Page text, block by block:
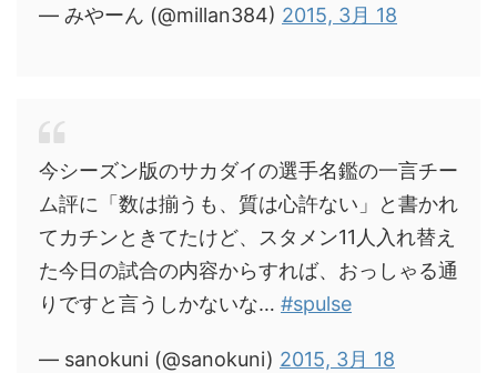
— みやーん (@millan384) 2015, 3月 18
今シーズン版のサカダイの選手名鑑の一言チー
ム評に「数は揃うも、質は心許ない」と書かれ
てカチンときてたけど、スタメン11人入れ替え
た今日の試合の内容からすれば、おっしゃる通
りですと言うしかないな… #spulse
— sanokuni (@sanokuni) 2015, 3月 18